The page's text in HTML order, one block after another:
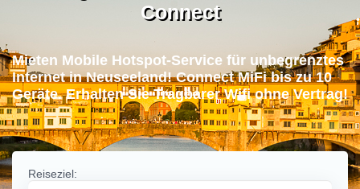
Connect
Mieten Mobile Hotspot-Service für unbegrenztes
Internet in Neuseeland! Connect MiFi bis zu 10
Geräte. Erhalten Sie Tragbarer Wifi ohne Vertrag!
Reiseziel: